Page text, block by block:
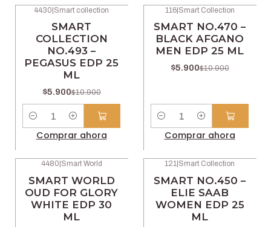
4430 Smart collection
SMART
COLLECTION
NO.493 –
PEGASUS EDP 25
ML
$5.900$10.900
Comprar ahora
116| Smart Collection
SMART NO.470 –
BLACK AFGANO
MEN EDP 25 ML
$5.900$10.900
Comprar ahora
4480 Smart World
SMART WORLD
OUD FOR GLORY
WHITE EDP 30
ML
121 Smart Collection
SMART NO.450 –
ELIE SAAB
WOMEN EDP 25
ML